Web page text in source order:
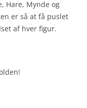
Hare, Mynde og
er så at få puslet
af hver figur.